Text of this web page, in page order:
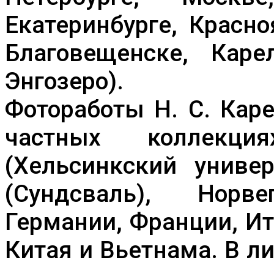
Екатеринбурге,
Благовещенске,
Энгозеро).
Фотоработы Н. С.
частных
(Хельсинкский
(Сундсваль),
Германии, Франции,
Китая и Вьетнама. В